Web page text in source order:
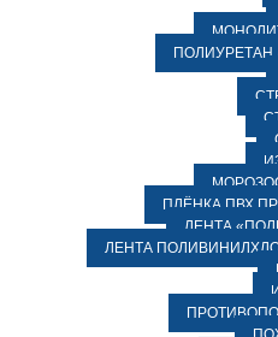
ПЛЁНКА ПВХ
ЛЕНТА
ЛЕНТА